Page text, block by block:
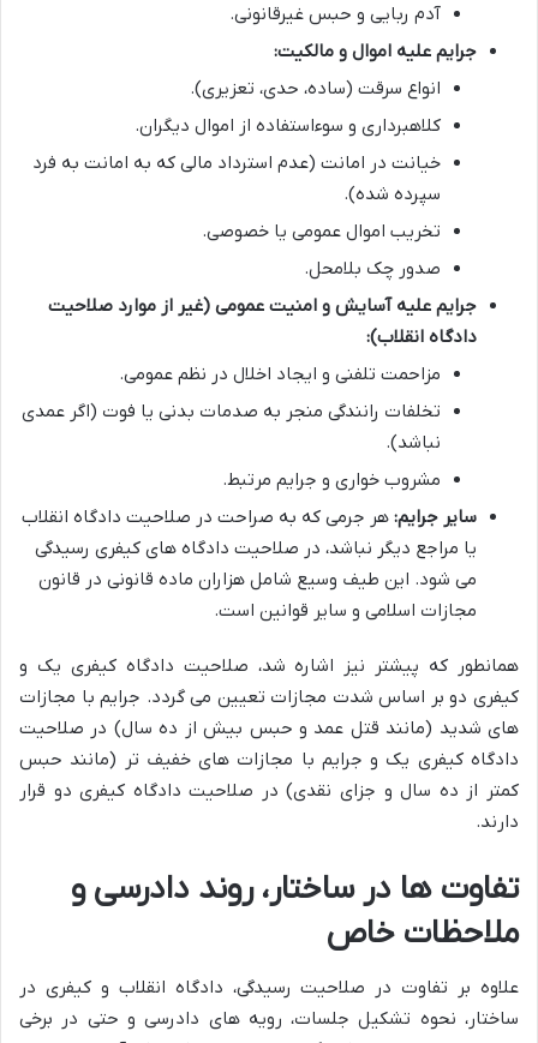
آدم ربایی و حبس غیرقانونی.
جرایم علیه اموال و مالکیت:
انواع سرقت (ساده، حدی، تعزیری).
کلاهبرداری و سوءاستفاده از اموال دیگران.
خیانت در امانت (عدم استرداد مالی که به امانت به فرد
سپرده شده).
تخریب اموال عمومی یا خصوصی.
صدور چک بلامحل.
جرایم علیه آسایش و امنیت عمومی (غیر از موارد صلاحیت
دادگاه انقلاب):
مزاحمت تلفنی و ایجاد اخلال در نظم عمومی.
تخلفات رانندگی منجر به صدمات بدنی یا فوت (اگر عمدی
نباشد).
مشروب خواری و جرایم مرتبط.
سایر جرایم: هر جرمی که به صراحت در صلاحیت دادگاه انقلاب
یا مراجع دیگر نباشد، در صلاحیت دادگاه های کیفری رسیدگی
می شود. این طیف وسیع شامل هزاران ماده قانونی در قانون
مجازات اسلامی و سایر قوانین است.
همانطور که پیشتر نیز اشاره شد، صلاحیت دادگاه کیفری یک و
کیفری دو بر اساس شدت مجازات تعیین می گردد. جرایم با مجازات
های شدید (مانند قتل عمد و حبس بیش از ده سال) در صلاحیت
دادگاه کیفری یک و جرایم با مجازات های خفیف تر (مانند حبس
کمتر از ده سال و جزای نقدی) در صلاحیت دادگاه کیفری دو قرار
دارند.
تفاوت ها در ساختار، روند دادرسی و
ملاحظات خاص
علاوه بر تفاوت در صلاحیت رسیدگی، دادگاه انقلاب و کیفری در
ساختار، نحوه تشکیل جلسات، رویه های دادرسی و حتی در برخی